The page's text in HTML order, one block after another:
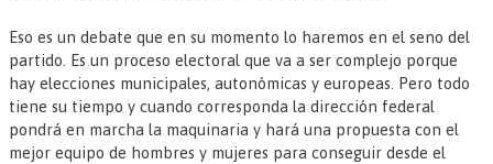
Eso es un debate que en su momento lo haremos en el seno del
partido. Es un proceso electoral que va a ser complejo porque
hay elecciones municipales, autonómicas y europeas. Pero todo
tiene su tiempo y cuando corresponda la dirección federal
pondrá en marcha la maquinaria y hará una propuesta con el
mejor equipo de hombres y mujeres para conseguir desde el